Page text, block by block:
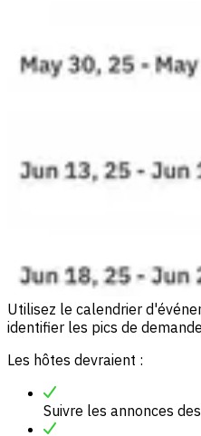
Utilisez le calendrier
identifier les pics de
Les hôtes devraient :
Suivre les annonces